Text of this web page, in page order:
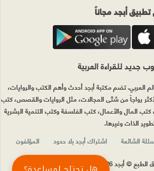
أبجد مجاناً
جديد للقراءة العربية
العربي. تضم مكتبة أبجد أحدث وأهم الكتب والروايات،
رواجاً من شتّى المجالات، مثل الروايات والقصص، كتب
كتب المال والأعمال، كتب الفلسفة وكتب التنمية البشرية
الذات وغيرها.
الشائعة اشتراك أبجد بلا حدود
المؤلفون
© أبجد 2026